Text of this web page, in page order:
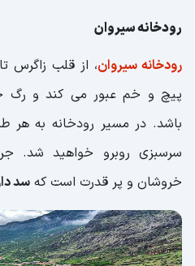
رودخانه سیروان
رودخانه سیروان، از قلب زاگرس
پیچ و خم عبور می کند و رگ
باشد. در مسیر رودخانه به هر
سرسبزی روبرو خواهید شد.
خروشان و پر قدرت است که سد